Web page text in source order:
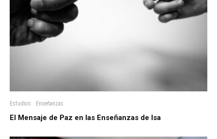
Estudios Enseñanzas
El Mensaje de Paz en las Enseñanzas de Isa